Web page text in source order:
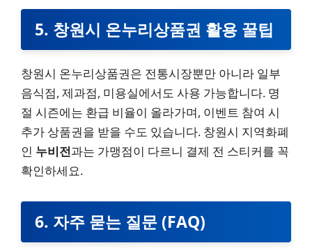
5. 창원시 온누리상품권 활용 꿀팁
창원시 온누리상품권은 전통시장뿐만 아니라 일부
음식점, 제과점, 미용실에서도 사용 가능합니다. 명
절 시즌에는 환급 비율이 올라가며, 이벤트 참여 시
추가 상품권을 받을 수도 있습니다. 창원시 지역화폐
인 누비전과는 가맹점이 다르니 결제 전 스티커를 꼭
확인하세요.
6. 자주 묻는 질문 (FAQ)